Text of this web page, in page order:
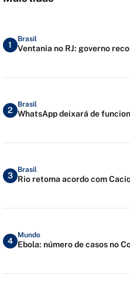
1
Brasil
Ventania no RJ: governo
2
Brasil
WhatsApp deixará de
3
Brasil
Rio retoma acordo com
4
Mundo
Ebola: número de casos no